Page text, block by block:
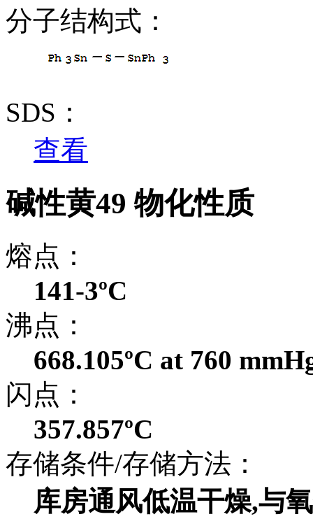
分子结构式：
SDS：
查看
碱性黄49 物化性质
熔点：
141-3ºC
沸点：
668.105ºC at 760
闪点：
357.857ºC
存储条件/存储方法：
库房通风低温干燥,与